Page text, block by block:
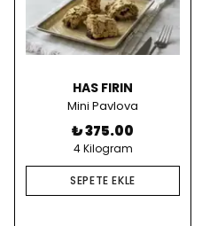
HAS FIRIN
Mini Pavlova
₺ 375.00
4 Kilogram
SEPETE EKLE